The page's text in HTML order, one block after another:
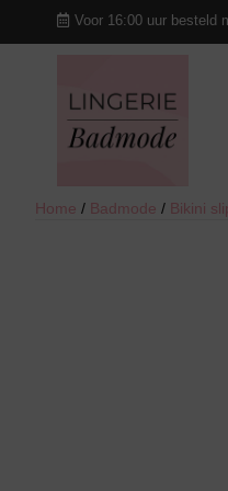
Voor 16:00 uur besteld
Home / Badmode / Bikini